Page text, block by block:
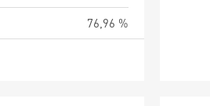
76,96 %